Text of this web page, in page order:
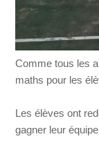
Comme tous les
maths pour les
Les élèves ont
gagner leur